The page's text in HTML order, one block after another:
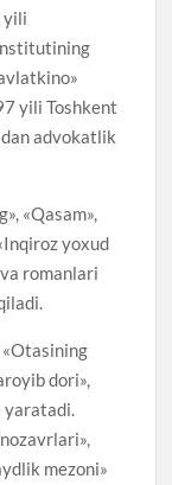
yili
yili Toshkent
advokatlik
«Qasam»,
yoxud
romanlari
dori»,
mezoni»